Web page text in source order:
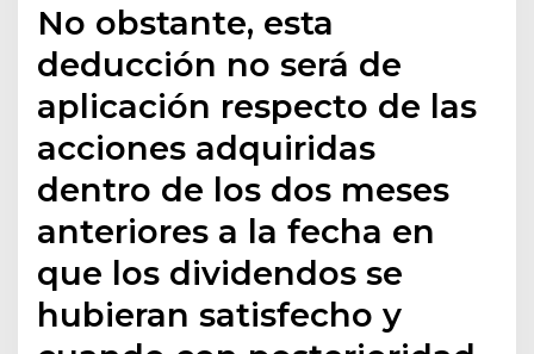
No obstante, esta
deducción no será de
aplicación respecto de las
acciones adquiridas
dentro de los dos meses
anteriores a la fecha en
que los dividendos se
hubieran satisfecho y